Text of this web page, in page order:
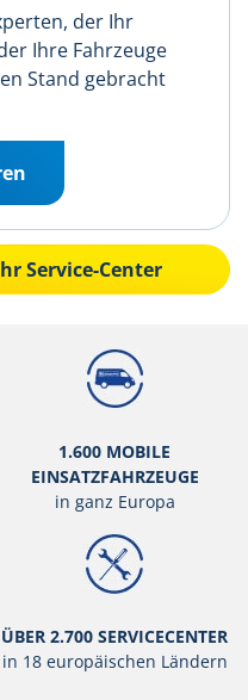
der Ihr
Ihre Fahrzeuge
Stand gebracht
Service-Center
1.600 MOBILE
EINSATZFAHRZEUGE
in ganz Europa
ÜBER 2.700 SERVICECENTER
in 18 europäischen Ländern